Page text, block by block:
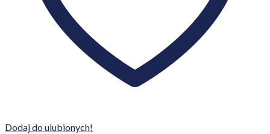
Dodaj do ulubionych!